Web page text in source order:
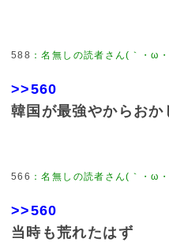
588 ：名無しの読者さん(｀・ω
>>560
韓国が最強やからおか
566 ：名無しの読者さん(｀・ω
>>560
当時も荒れたはず